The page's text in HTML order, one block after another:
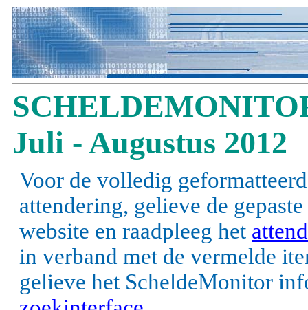
Juli - Augustus 2012
Voor de volledig
attendering, gelieve de
website en raadpleeg het
in verband met de vermelde
gelieve het ScheldeMonitor